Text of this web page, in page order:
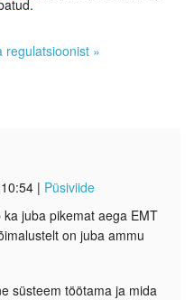
regulatsioonist »
| Püsiviide
juba pikemat aega EMT
on juba ammu
süsteem töötama ja mida